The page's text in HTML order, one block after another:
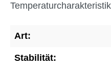
Art:
Stabilität: